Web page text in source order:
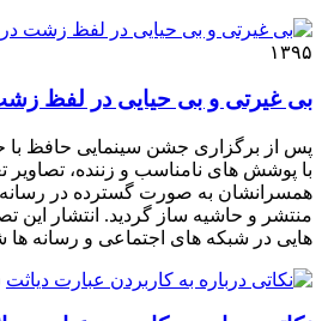
۱۳۹۵
بی غیرتی و بی حیایی در لفظ
پس از برگزاری جشن سینمایی حافظ با
با پوشش های نامناسب و زننده، تصاویر
همسرانشان به صورت گسترده در
منتشر و حاشیه ساز گردید. انتشار این
هایی در شبکه های اجتماعی و رسانه